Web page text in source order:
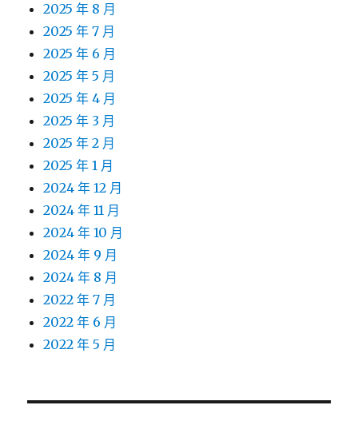
2025 年 8 月
2025 年 7 月
2025 年 6 月
2025 年 5 月
2025 年 4 月
2025 年 3 月
2025 年 2 月
2025 年 1 月
2024 年 12 月
2024 年 11 月
2024 年 10 月
2024 年 9 月
2024 年 8 月
2022 年 7 月
2022 年 6 月
2022 年 5 月